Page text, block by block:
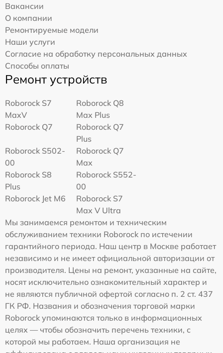
Вакансии
О компании
Ремонтируемые модели
Наши услуги
Согласие на обработку персональных данных
Способы оплаты
Ремонт устройств
Roborock S7
MaxV
Roborock Q8
Max Plus
Roborock Q7
Roborock Q7
Plus
Roborock S502-
00
Roborock Q7
Max
Roborock S8
Plus
Roborock S552-
00
Roborock Jet M6
Roborock S7
Max V Ultra
Мы занимаемся ремонтом и техническим
обслуживанием техники Roborock по истечении
гарантийного периода. Наш центр в Москве работает
независимо и не имеет официальной авторизации от
производителя. Цены на ремонт, указанные на сайте,
носят исключительно ознакомительный характер и
не являются публичной офертой согласно п. 2 ст. 437
ГК РФ. Названия и обозначения торговой марки
Roborock упоминаются только в информационных
целях — чтобы обозначить перечень техники, с
которой мы работаем. Наша организация не